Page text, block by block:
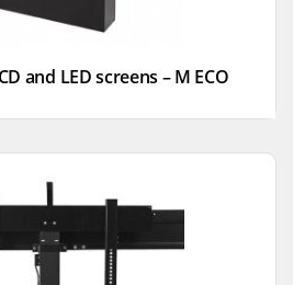
and LED screens – M ECO